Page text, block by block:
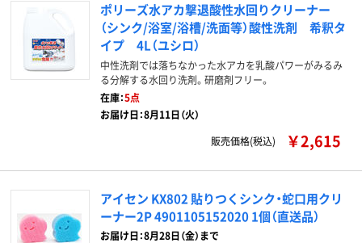
ポリーズ水アカ撃退酸性水回りクリーナー
（シンク/浴室/浴槽/洗面等）酸性洗剤 希釈タ
イプ 4L（ユシロ）
中性洗剤では落ちなかった水アカを乳酸パワーがみるみ
る分解する水回り洗剤。研磨剤フリー。
在庫：5点
お届け日：8月11日（火）
販売価格(税込)
￥2,615
アイセン KX802 貼りつくシンク・蛇口用クリ
ーナー2P 4901105152020 1個（直送品）
お届け日：8月28日（金）まで